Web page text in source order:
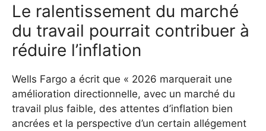
Le ralentissement du marché
du travail pourrait contribuer à
réduire l’inflation
Wells Fargo a écrit que « 2026 marquerait une
amélioration directionnelle, avec un marché du
travail plus faible, des attentes d’inflation bien
ancrées et la perspective d’un certain allégement